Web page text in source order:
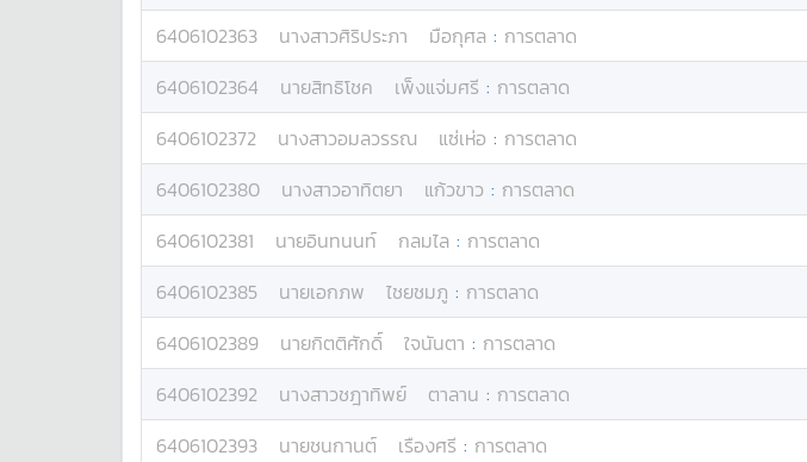
6406102363
นางสาวศิริประภา มือกุศล : การตลาด
6406102364
นายสิทธิโชค เพ็งแจ่มศรี : การตลาด
6406102372
นางสาวอมลวรรณ แซ่เห่อ : การตลาด
6406102380
นางสาวอาทิตยา แก้วขาว : การตลาด
6406102381
นายอินทนนท์ กลมไล : การตลาด
6406102385
นายเอกภพ ไชยชมภู : การตลาด
6406102389
นายกิตติศักดิ์ ใจนันตา : การตลาด
6406102392
นางสาวชฎาทิพย์ ตาลาน : การตลาด
6406102393
นายชนกานต์ เรืองศรี : การตลาด